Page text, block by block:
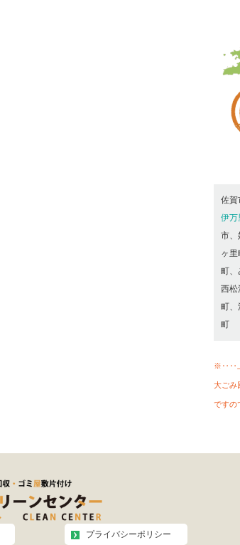
佐賀
伊万
市、
ヶ
町、
西松
町、
町
※‥‥上
大ごみ
ですの
プライバシーポリシー